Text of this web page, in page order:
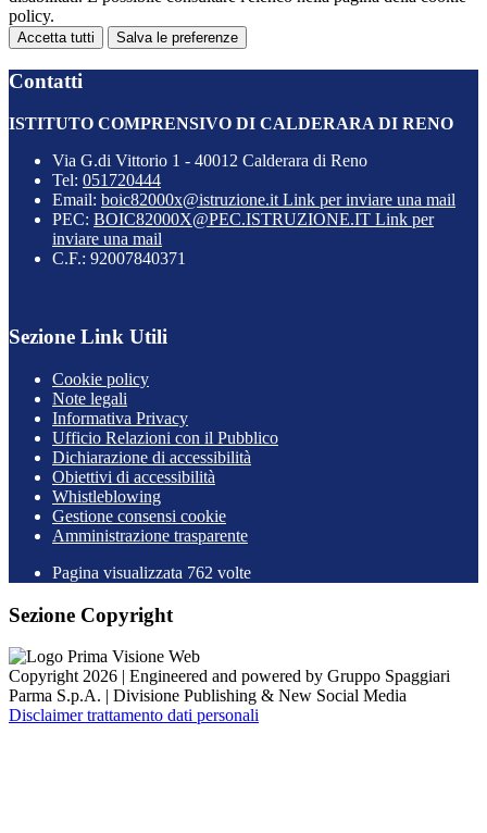
policy.
Accetta tutti Salva le preferenze
Contatti
ISTITUTO COMPRENSIVO DI CALDERARA DI RENO
Via G.di Vittorio 1 - 40012 Calderara di Reno
Tel: 051720444
Email: boic82000x@istruzione.it Link per inviare una mail
PEC: BOIC82000X@PEC.ISTRUZIONE.IT Link per
inviare una mail
C.F.: 92007840371
Sezione Link Utili
Cookie policy
Note legali
Informativa Privacy
Ufficio Relazioni con il Pubblico
Dichiarazione di accessibilità
Obiettivi di accessibilità
Whistleblowing
Gestione consensi cookie
Amministrazione trasparente
Pagina visualizzata 762 volte
Sezione Copyright
Copyright 2026 | Engineered and powered by Gruppo Spaggiari
Parma S.p.A. | Divisione Publishing & New Social Media
Disclaimer trattamento dati personali